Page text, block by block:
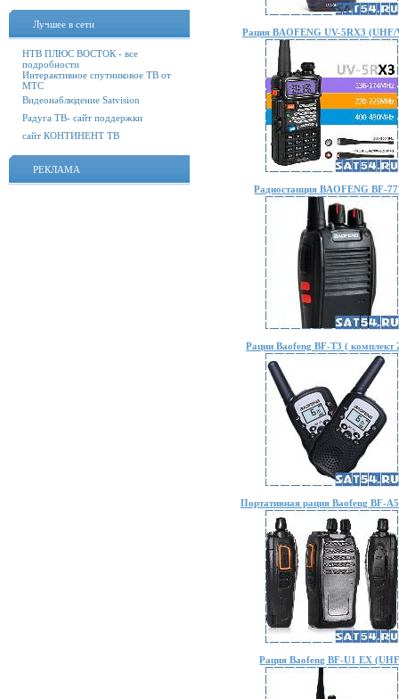
Лучшее в сети
НТВ ПЛЮС ВОСТОК - все
подробности
Интерактивное спутниковое ТВ от
МТС
Видеонаблюдение Satvision
Радуга ТВ- сайт поддержки
сайт КОНТИНЕНТ ТВ
РЕКЛАМА
Рация BAOFENG UV-5RX3
Радиостанция BAOFENG BF-
Рации Baofeng BF-T3 ( комплект
Портативная рация Baofeng BF-
Рация Baofeng BF-U1 EX